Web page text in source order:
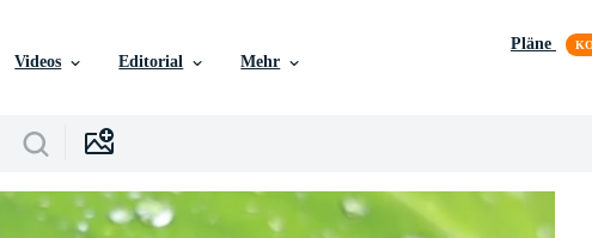
Videos Editorial Mehr
Pläne